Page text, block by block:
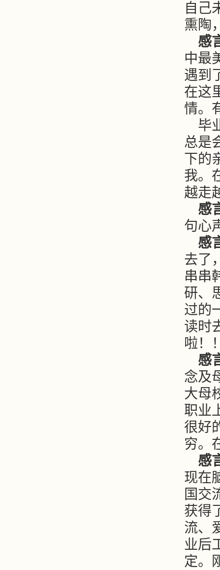
自己
熏陶
感
中最
遇到
在这
情。
毕
总是
下
我。
越走
感
句心
感
去了
串串
研、
过的
读时
啦！
感
念及
大母
职业
很好
穷。
感
现在
国交
获得
流、
业后
定。